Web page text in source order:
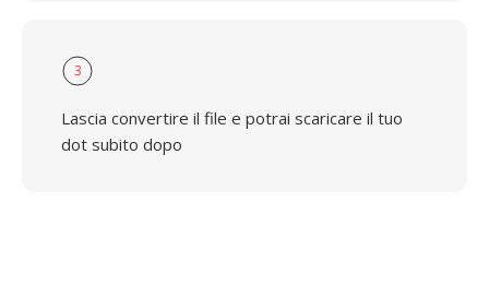
3
Lascia convertire il file e potrai scaricare il tuo
dot subito dopo